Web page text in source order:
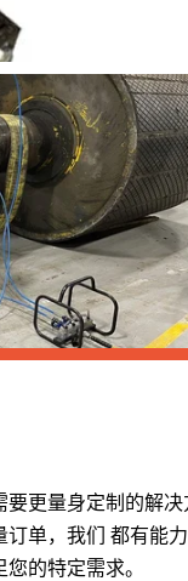
更量身定制的解
订单，我们 都有能力
的特定需求。